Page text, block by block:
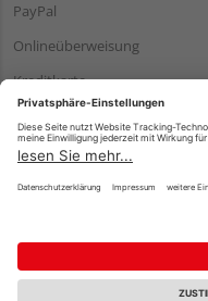
PayPal
Onlineüberweisung
Kreditkarte
Rechnung*
*Bonität vorausgesetzt
Impressum
Vertrag widerrufen